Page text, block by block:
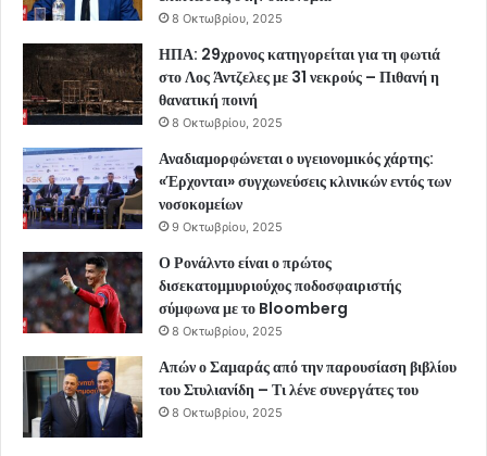
8 Οκτωβρίου, 2025
ΗΠΑ: 29χρονος κατηγορείται για τη φωτιά
στο Λος Άντζελες με 31 νεκρούς – Πιθανή η
θανατική ποινή
8 Οκτωβρίου, 2025
Αναδιαμορφώνεται ο υγειονομικός χάρτης:
«Έρχονται» συγχωνεύσεις κλινικών εντός των
νοσοκομείων
9 Οκτωβρίου, 2025
Ο Ρονάλντο είναι ο πρώτος
δισεκατομμυριούχος ποδοσφαιριστής
σύμφωνα με το Bloomberg
8 Οκτωβρίου, 2025
Απών ο Σαμαράς από την παρουσίαση βιβλίου
του Στυλιανίδη – Τι λένε συνεργάτες του
8 Οκτωβρίου, 2025